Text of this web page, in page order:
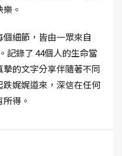
。
細節，皆由一眾來自
記錄了 44個人的生命當
的文字分享伴隨著不同
娓娓道來，深信在任何
得。